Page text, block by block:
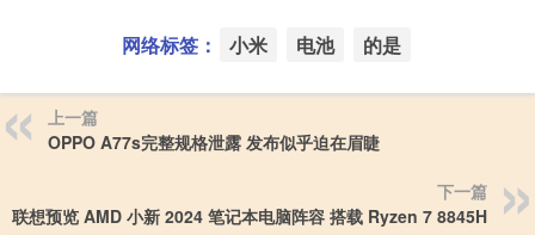
网络标签： 小米 电池 的是
上一篇
OPPO A77s完整规格泄露 发布似乎迫在眉睫
下一篇
联想预览 AMD 小新 2024 笔记本电脑阵容 搭载 Ryzen 7 8845H